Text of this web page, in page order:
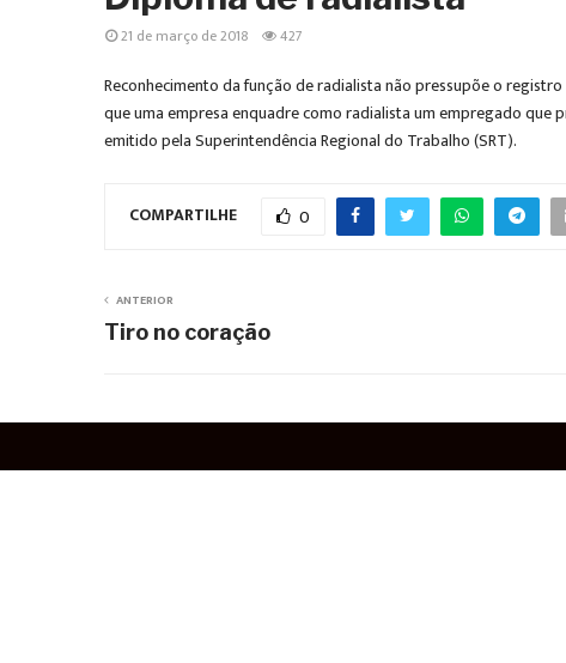
21 de março de 2018 427
Reconhecimento da função de radialista não pressupõe o
que uma empresa enquadre como radialista um empregado
emitido pela Superintendência Regional do Trabalho (SRT).
COMPARTILHE 0
ANTERIOR
Tiro no coração